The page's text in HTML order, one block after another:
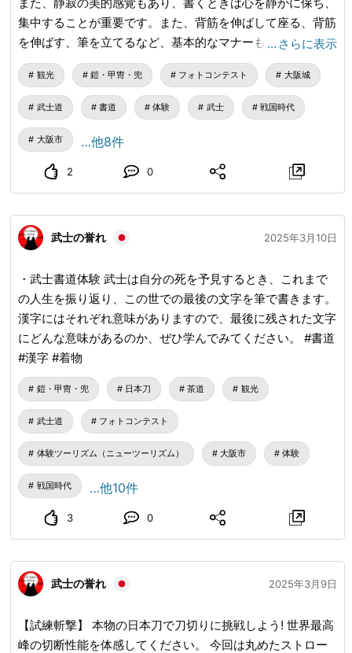
集中することが重要です。また、背筋を伸ばして座る、背筋
を伸ばす、筆を立てるなど、基本的なマナーも基本的に重要
です。 #書道 #茶道 #禅
… さらに表示
観光 鎧・甲冑・兜 フォトコンテスト 大阪城
武士道 書道 体験 武士 戦国時代
大阪市 …他8件
2 0
武士の誉れ 2025年3月10日
・武士書道体験 武士は自分の死を予見するとき、これまで
の人生を振り返り、この世での最後の文字を筆で書きます。
漢字にはそれぞれ意味がありますので、最後に残された文字
にどんな意味があるのか、ぜひ学んでみてください。 #書道
#漢字 #着物
鎧・甲冑・兜 日本刀 茶道 観光
武士道 フォトコンテスト
体験ツーリズム（ニューツーリズム） 大阪市 体験
戦国時代 …他10件
3 0
武士の誉れ 2025年3月9日
【試練斬撃】 本物の日本刀で刀切りに挑戦しよう! 世界最高
峰の切断性能を体感してください。 今回は丸めたストロー